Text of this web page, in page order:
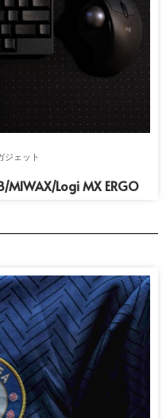
ジェット
MIWAX/Logi MX ERGO